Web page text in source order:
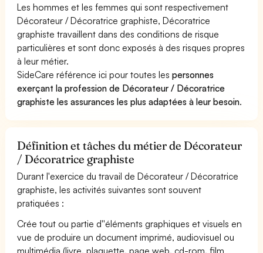
Les hommes et les femmes qui sont respectivement
Décorateur / Décoratrice graphiste, Décoratrice
graphiste travaillent dans des conditions de risque
particulières et sont donc exposés à des risques propres
à leur métier.
SideCare référence ici pour toutes lespersonnes
exerçant la profession de Décorateur / Décoratrice
graphiste les assurances les plus adaptées à leur besoin.
Définition et tâches du métier de Décorateur
/ Décoratrice graphiste
Durant l'exercice du travail de Décorateur / Décoratrice
graphiste, les activités suivantes sont souvent
pratiquées :
Crée tout ou partie d''éléments graphiques et visuels en
vue de produire un document imprimé, audiovisuel ou
multimédia (livre, plaquette, page web, cd-rom, film